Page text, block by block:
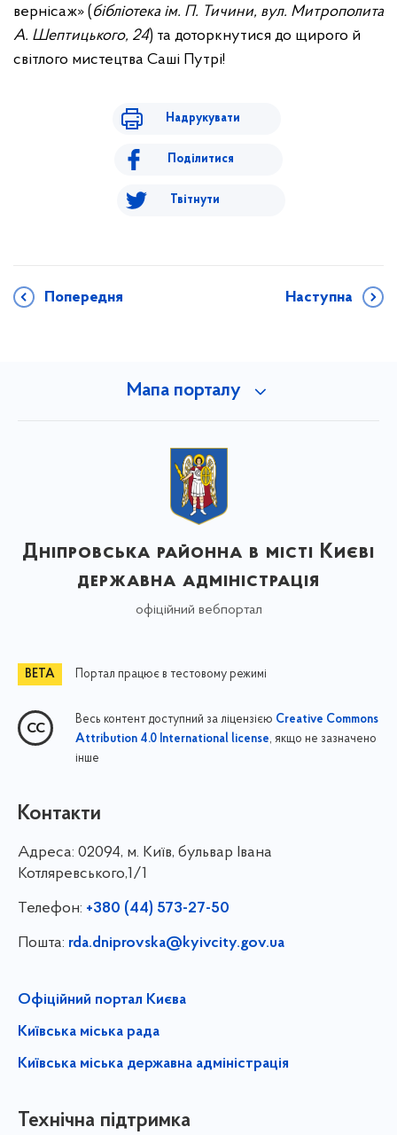
вернісаж» ( бібліотека ім. П. Тичини, вул. Митрополита
А. Шептицького, 24) та доторкнутися до щирого й
світлого мистецтва Саші Путрі!
Надрукувати
Поділитися
Твітнути
Попередня Наступна
Мапа порталу
Дніпровська районна в місті Києві
державна адміністрація
офіційний вебпортал
Портал працює в тестовому режимі
Весь контент доступний за ліцензією Creative Commons
Attribution 4.0 International license, якщо не зазначено
інше
Контакти
Адреса: 02094, м. Київ, бульвар Івана
Котляревського,1/1
Телефон: +380 (44) 573-27-50
Пошта: rda.dniprovska@kyivcity.gov.ua
Офіційний портал Києва
Київська міська рада
Київська міська державна адміністрація
Технічна підтримка